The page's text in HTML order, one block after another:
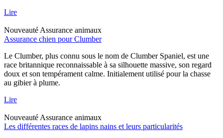
Lire
Nouveauté Assurance animaux
Assurance chien pour Clumber
Le Clumber, plus connu sous le nom de Clumber Spaniel, est une
race britannique reconnaissable à sa silhouette massive, son regard
doux et son tempérament calme. Initialement utilisé pour la chasse
au gibier à plume.
Lire
Nouveauté Assurance animaux
Les différentes races de lapins nains et leurs particularités